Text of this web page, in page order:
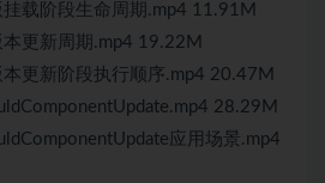
载阶段生命周期.mp4 11.91M
更新周期.mp4 19.22M
更新阶段执行顺序.mp4 20.47M
28.29M
应用场景.mp4